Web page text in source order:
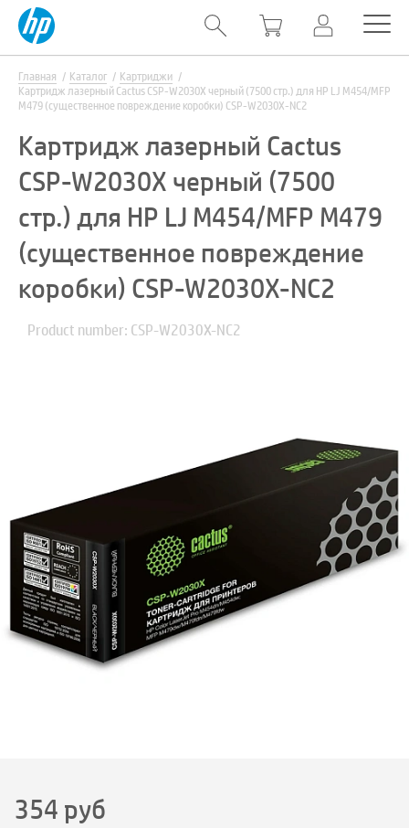
Главная Каталог
Картриджи
Картридж лазерный Cactus CSP-W2030X черный (7500 стр.) для HP LJ M454/MFP
M479 (существенное повреждение коробки) CSP-W2030X-NC2
Картридж лазерный Cactus
CSP-W2030X черный (7500
стр.) для HP LJ M454/MFP M479
(существенное повреждение
коробки) CSP-W2030X-NC2
Product number: CSP-W2030X-NC2
354 руб